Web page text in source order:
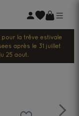
la trêve estivale
après le 31 juillet
25 août.
Next